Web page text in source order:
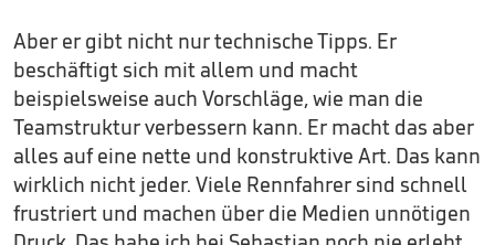
Aber er gibt nicht nur technische Tipps. Er
beschäftigt sich mit allem und macht
beispielsweise auch Vorschläge, wie man die
Teamstruktur verbessern kann. Er macht das aber
alles auf eine nette und konstruktive Art. Das kann
wirklich nicht jeder. Viele Rennfahrer sind schnell
frustriert und machen über die Medien unnötigen